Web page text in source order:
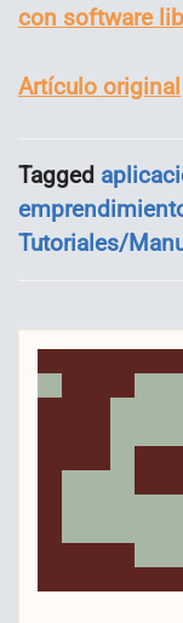
con software
Artículo original
Tagged
Tutoriales/